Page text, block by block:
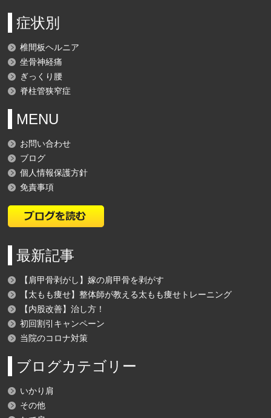
症状別
椎間板ヘルニア
坐骨神経痛
ぎっくり腰
脊柱管狭窄症
MENU
お問い合わせ
ブログ
個人情報保護方針
免責事項
最新記事
【肩甲骨剥がし】嫁の肩甲骨を剥がす
【太もも痩せ】整体師が教える太もも痩せトレーニング
【内股改善】治し方！
初回割引キャンペーン
当院のコロナ対策
ブログカテゴリー
いかり肩
その他